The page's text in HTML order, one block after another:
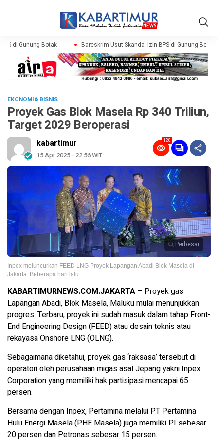
di Gunung Botak Bareskrim Usut Skandal Izin BPS di Gunung Botak
EKONOMI & BISNIS
Proyek Gas Blok Masela Rp 340 Triliun,
Target 2029 Beroperasi
kabartimur
15 Apr 2025 - 22:56 WIT
120
Perbesar
Inpex meluncurkan FEED LNG Proyek Lapangan Abadi Blok Masela di
Jakarta. Beberapa hari lalu
KABARTIMURNEWS.COM.JAKARTA – Proyek gas
Lapangan Abadi, Blok Masela, Maluku mulai menunjukkan
progres. Terbaru, proyek ini sudah masuk dalam tahap Front-
End Engineering Design (FEED) atau desain teknis atau
rekayasa Onshore LNG (OLNG).
Sebagaimana diketahui, proyek gas ‘raksasa’ tersebut di
operatori oleh perusahaan migas asal Jepang yakni Inpex
Corporation yang memiliki hak partisipasi mencapai 65
persen.
Bersama dengan Inpex, Pertamina melalui PT Pertamina
Hulu Energi Masela (PHE Masela) juga memiliki PI sebesar
20 persen dan Petronas sebesar 15 persen.